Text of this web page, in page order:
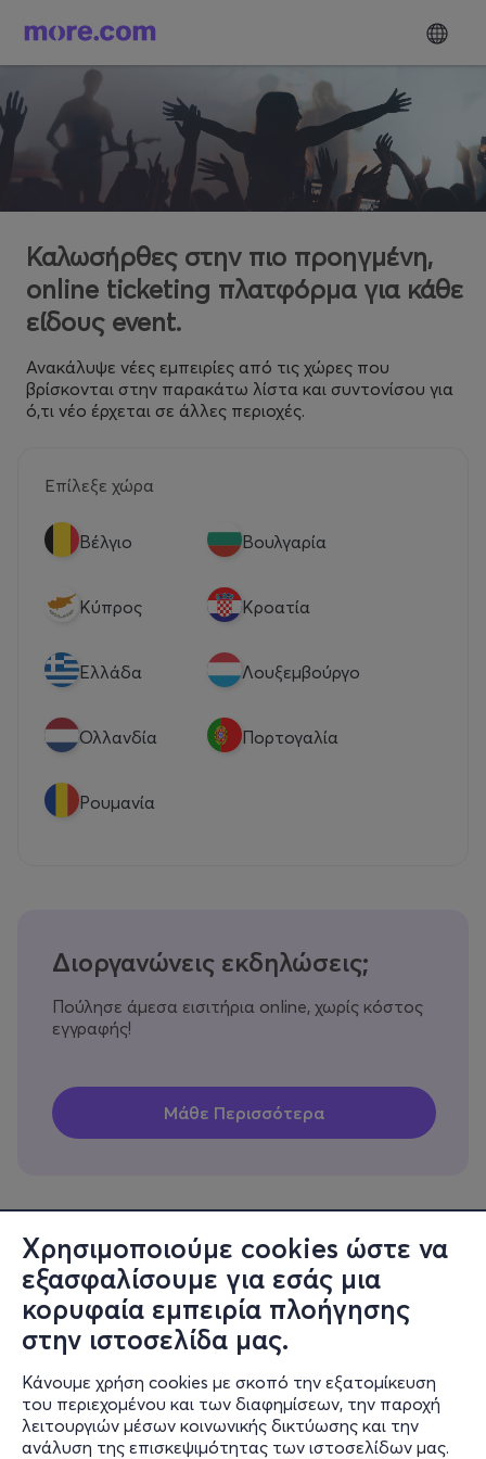
Χρησιμοποιούμε cookies ώστε να
εξασφαλίσουμε για εσάς μια
κορυφαία εμπειρία πλοήγησης
στην ιστοσελίδα μας.
Κάνουμε χρήση cookies με σκοπό την εξατομίκευση
του περιεχομένου και των διαφημίσεων, την παροχή
λειτουργιών μέσων κοινωνικής δικτύωσης και την
ανάλυση της επισκεψιμότητας των ιστοσελίδων μας.
Καλωσήρθες στην πιο προηγμένη,
online ticketing πλατφόρμα για κάθε
είδους event.
Ανακάλυψε νέες εμπειρίες από τις χώρες που
βρίσκονται στην παρακάτω λίστα και συντονίσου για
ό,τι νέο έρχεται σε άλλες περιοχές.
Επίλεξε χώρα
Βέλγιο Βουλγαρία
Κύπρος Κροατία
Eλλάδα Λουξεμβούργο
Ολλανδία Πορτογαλία
Ρουμανία
Διοργανώνεις εκδηλώσεις;
Πούλησε άμεσα εισιτήρια online, χωρίς κόστος
εγγραφής!
Πληροφορίες
Υποστήριξη
Stay Connected